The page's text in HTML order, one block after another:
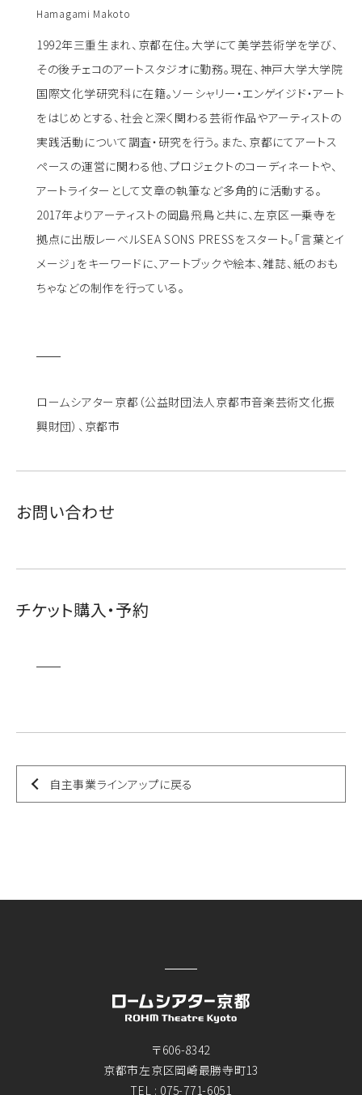
Hamagami Makoto
1992年三重生まれ、京都在住。大学にて美学芸術学を学び、
その後チェコのアートスタジオに勤務。現在、神戸大学大学院
国際文化学研究科に在籍。ソーシャリー・エンゲイジド・アート
をはじめとする、社会と深く関わる芸術作品やアーティストの
実践活動について調査・研究を行う。また、京都にてアートス
ペースの運営に関わる他、プロジェクトのコーディネートや、
アートライターとして文章の執筆など多角的に活動する。
2017年よりアーティストの岡島飛鳥と共に、左京区一乗寺を
拠点に出版レーベルSEA SONS PRESSをスタート。「言葉とイ
メージ」をキーワードに、アートブックや絵本、雑誌、紙のおも
ちゃなどの制作を行っている。
ロームシアター京都（公益財団法人京都市音楽芸術文化振
興財団）、京都市
お問い合わせ
チケット購入・予約
自主事業ラインアップに戻る
〒606-8342
京都市左京区岡崎最勝寺町13
TEL : 075-771-6051